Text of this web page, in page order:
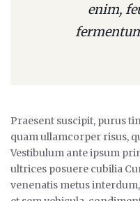
enim,
Praesent suscipit, purus
quam ullamcorper risus,
Vestibulum ante ipsum
ultrices posuere cubilia
venenatis metus